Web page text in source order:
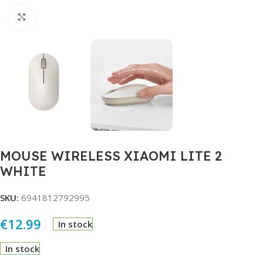
MOUSE WIRELESS XIAOMI LITE 2
WHITE
SKU: 6941812792995
€12.99 In stock
In stock